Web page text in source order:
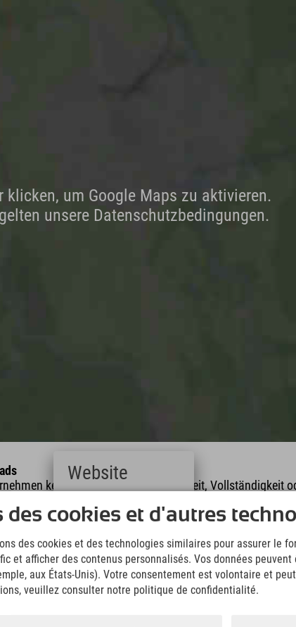
klicken, um Google Maps zu aktivieren.
unsere Datenschutzbedingungen.
keine Haftung für die Richtigkeit, Vollständigkeit
des cookies et d'autres
des cookies et des technologies similaires pour assurer le
et afficher des contenus personnalisés. Vos données
aux États-Unis). Votre consentement est volontaire et
veuillez consulter notre politique de confidentialité.
Website
Deutsch
(German)
(English)
Italiano
(Italian)
Čeština